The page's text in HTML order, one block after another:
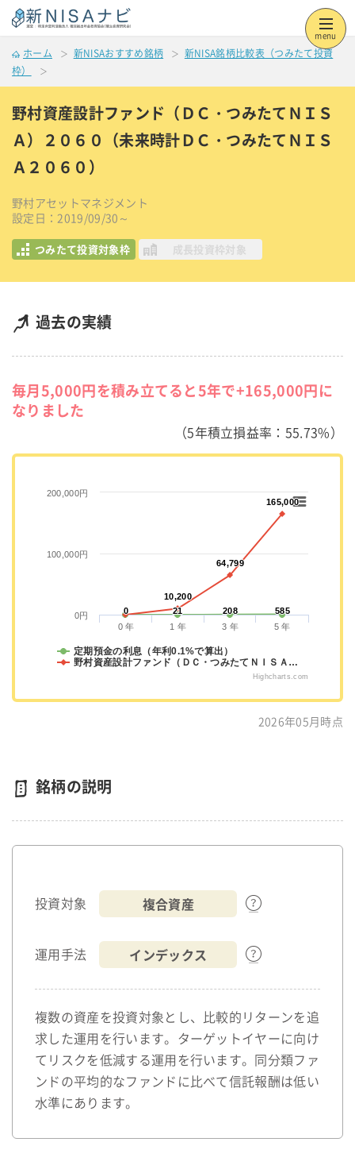
menu
ホーム 新NISAおすすめ銘柄
新NISA銘柄比較表（つみたて投資
枠）
野村資産設計ファンド（ＤＣ・つみたてＮＩＳ
Ａ）２０６０（未来時計ＤＣ・つみたてＮＩＳ
Ａ２０６０）
野村アセットマネジメント
設定日：2019/09/30～
つみたて投資対象枠 成長投資枠対象
過去の実績
毎月5,000円を積み立てると5年で+165,000円に
なりました
（5年積立損益率：55.73%）
0
0 21
21 208
208 585
585
10,200
10,200
64,799
64,799
165,000
165,000
定期預金の利息（年利0.1%で算出）
野村資産設計ファンド（ＤＣ・つみたてＮＩＳＡ…
0 年 1 年 3 年 5 年
0円
100,000円
200,000円
Highcharts.com
2026年05月時点
銘柄の説明
投資対象 複合資産
運用手法 インデックス
複数の資産を投資対象とし、比較的リターンを追
求した運用を行います。ターゲットイヤーに向け
てリスクを低減する運用を行います。同分類ファ
ンドの平均的なファンドに比べて信託報酬は低い
水準にあります。